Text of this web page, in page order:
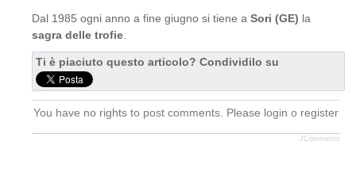
Dal 1985 ogni anno a fine giugno si tiene a Sori (GE) la
sagra delle trofie
Ti è piaciuto questo articolo? Condividilo su
You have no rights to post comments. Please login o register
JComments